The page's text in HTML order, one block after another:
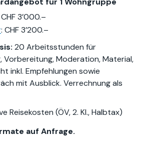
3’000.–
: CHF 3’200.–
20 Arbeitsstunden für
Vorbereitung, Moderation, Material,
inkl. Empfehlungen sowie
mit Ausblick. Verrechnung als
Reisekosten (ÖV, 2. Kl., Halbtax)
auf Anfrage.